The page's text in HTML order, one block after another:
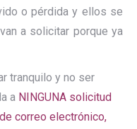
o pérdida y ellos se
a solicitar porque ya
tranquilo y no ser
a NINGUNA solicitud
correo electrónico,